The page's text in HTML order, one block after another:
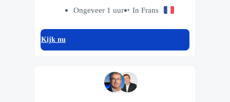
Ongeveer 1 uur In Frans
Kijk nu